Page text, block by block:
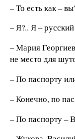
– То есть как –
– Я?.. Я –
– Мария
не место для
– По паспорту
– Конечно, по
– По паспорту –